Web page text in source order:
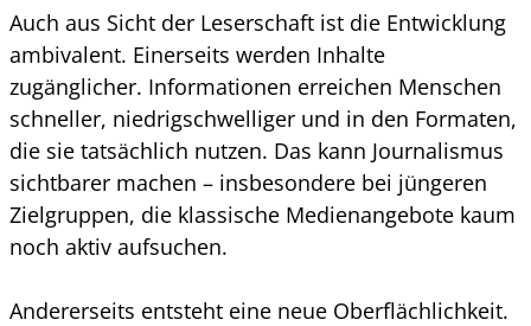
Auch aus Sicht der Leserschaft ist die Entwicklung
ambivalent. Einerseits werden Inhalte
zugänglicher. Informationen erreichen Menschen
schneller, niedrigschwelliger und in den Formaten,
die sie tatsächlich nutzen. Das kann Journalismus
sichtbarer machen – insbesondere bei jüngeren
Zielgruppen, die klassische Medienangebote kaum
noch aktiv aufsuchen.
Andererseits entsteht eine neue Oberflächlichkeit.